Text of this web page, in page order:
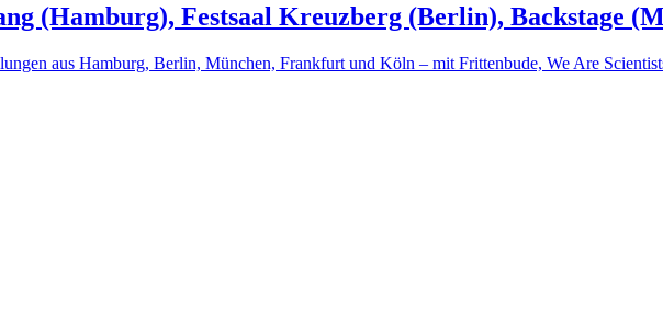
(Hamburg), Festsaal Kreuzberg (Berlin), Backstage
aus Hamburg, Berlin, München, Frankfurt und Köln – mit Frittenbude, We Are